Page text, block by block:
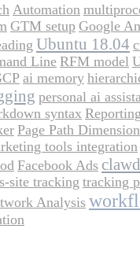
Automation
GTM setup Google
Ubuntu 18.04
Line RFM model
ai memory
personal ai
syntax Reporting
Page Path Dimension
tools integration
Facebook Ads
site tracking tracking
Analysis